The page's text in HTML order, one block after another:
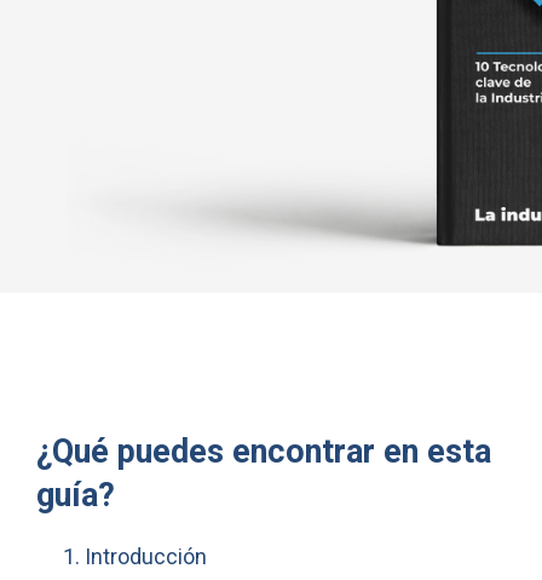
¿Qué puedes encontrar en esta
guía?
Introducción